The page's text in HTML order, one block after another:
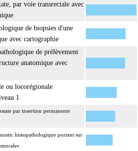
par voie transrectale avec
de biopsies d'une
avec cartographie
de prélèvement
anatomique avec
ou locorégionale
1
par insertion permanente
histopathologique portant sur